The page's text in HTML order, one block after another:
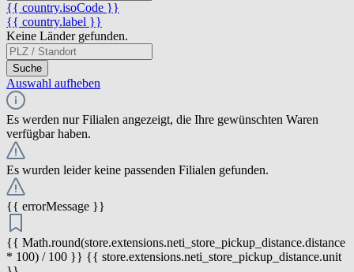
{{ country.isoCode }}
{{ country.label }}
Keine Länder gefunden.
Suche
Auswahl aufheben
Es werden nur Filialen angezeigt, die Ihre gewünschten Waren
verfügbar haben.
Es wurden leider keine passenden Filialen gefunden.
{{ errorMessage }}
{{ Math.round(store.extensions.neti_store_pickup_distance.distance
* 100) / 100 }} {{ store.extensions.neti_store_pickup_distance.unit